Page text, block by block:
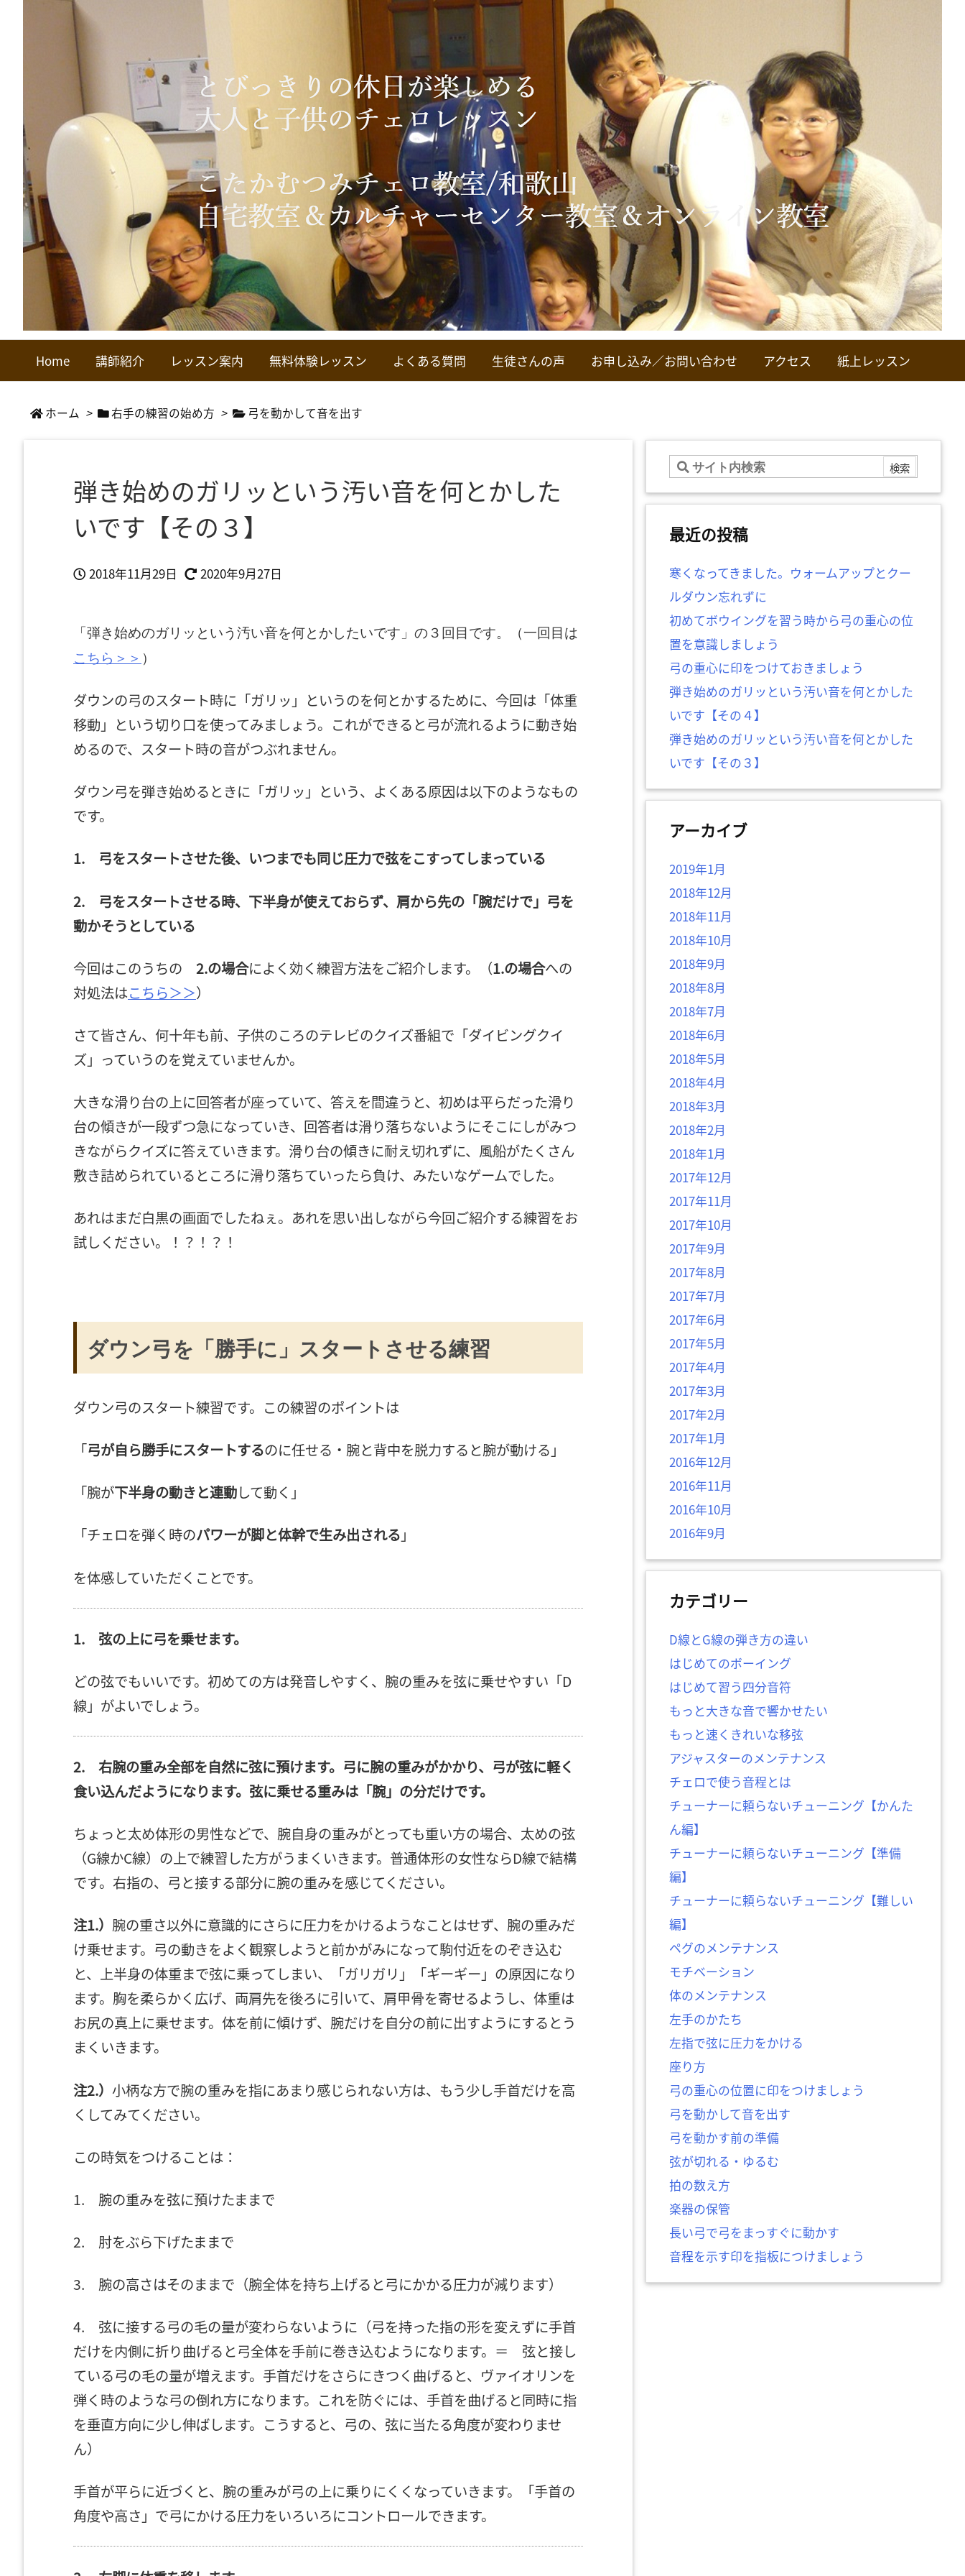
Home 講師紹介 レッスン案内 無料体験レッスン よくある質問 生徒さんの声 お申し込み／お問い合わせ アクセス 紙上レッスン
ホーム > 右手の練習の始め方 > 弓を動かして音を出す
弾き始めのガリッという汚い音を何とかした
いです【その３】
2018年11月29日 2020年9月27日
「弾き始めのガリッという汚い音を何とかしたいです」の３回目です。（一回目は
こちら＞＞ ）
ダウンの弓のスタート時に「ガリッ」というのを何とかするために、今回は「体重
移動」という切り口を使ってみましょう。これができると弓が流れるように動き始
めるので、スタート時の音がつぶれません。
ダウン弓を弾き始めるときに「ガリッ」という、よくある原因は以下のようなもの
です。
1. 弓をスタートさせた後、いつまでも同じ圧力で弦をこすってしまっている
2. 弓をスタートさせる時、下半身が使えておらず、肩から先の「腕だけで」弓を
動かそうとしている
今回はこのうちの 2.の場合によく効く練習方法をご紹介します。（1.の場合への
対処法はこちら＞＞）
さて皆さん、何十年も前、子供のころのテレビのクイズ番組で「ダイビングクイ
ズ」っていうのを覚えていませんか。
大きな滑り台の上に回答者が座っていて、答えを間違うと、初めは平らだった滑り
台の傾きが一段ずつ急になっていき、回答者は滑り落ちないようにそこにしがみつ
きながらクイズに答えていきます。滑り台の傾きに耐え切れずに、風船がたくさん
敷き詰められているところに滑り落ちていったら負け、みたいなゲームでした。
あれはまだ白黒の画面でしたねぇ。あれを思い出しながら今回ご紹介する練習をお
試しください。！？！？！
ダウン弓を「勝手に」スタートさせる練習
ダウン弓のスタート練習です。この練習のポイントは
「弓が自ら勝手にスタートするのに任せる・腕と背中を脱力すると腕が動ける」
「腕が下半身の動きと連動して動く」
「チェロを弾く時のパワーが脚と体幹で生み出される 」
を体感していただくことです。
1. 弦の上に弓を乗せます。
どの弦でもいいです。初めての方は発音しやすく、腕の重みを弦に乗せやすい「D
線」がよいでしょう。
2. 右腕の重み全部を自然に弦に預けます。弓に腕の重みがかかり、弓が弦に軽く
食い込んだようになります。弦に乗せる重みは「腕」の分だけです。
ちょっと太め体形の男性などで、腕自身の重みがとっても重い方の場合、太めの弦
（G線かC線）の上で練習した方がうまくいきます。普通体形の女性ならD線で結構
です。右指の、弓と接する部分に腕の重みを感じてください。
注1.） 腕の重さ以外に意識的にさらに圧力をかけるようなことはせず、腕の重みだ
け乗せます。弓の動きをよく観察しようと前かがみになって駒付近をのぞき込む
と、上半身の体重まで弦に乗ってしまい、「ガリガリ」「ギーギー」の原因になり
ます。胸を柔らかく広げ、両肩先を後ろに引いて、肩甲骨を寄せるようし、体重は
お尻の真上に乗せます。体を前に傾けず、腕だけを自分の前に出すようにするとう
まくいきます。
注2.） 小柄な方で腕の重みを指にあまり感じられない方は、もう少し手首だけを高
くしてみてください。
この時気をつけることは：
1. 腕の重みを弦に預けたままで
2. 肘をぶら下げたままで
3. 腕の高さはそのままで（腕全体を持ち上げると弓にかかる圧力が減ります）
4. 弦に接する弓の毛の量が変わらないように（弓を持った指の形を変えずに手首
だけを内側に折り曲げると弓全体を手前に巻き込むようになります。＝ 弦と接し
ている弓の毛の量が増えます。手首だけをさらにきつく曲げると、ヴァイオリンを
弾く時のような弓の倒れ方になります。これを防ぐには、手首を曲げると同時に指
を垂直方向に少し伸ばします。こうすると、弓の、弦に当たる角度が変わりませ
ん）
手首が平らに近づくと、腕の重みが弓の上に乗りにくくなっていきます。「手首の
角度や高さ」で弓にかける圧力をいろいろにコントロールできます。
最近の投稿
寒くなってきました。ウォームアップとクー
ルダウン忘れずに
初めてボウイングを習う時から弓の重心の位
置を意識しましょう
弓の重心に印をつけておきましょう
弾き始めのガリッという汚い音を何とかした
いです【その４】
弾き始めのガリッという汚い音を何とかした
いです【その３】
アーカイブ
2019年1月
2018年12月
2018年11月
2018年10月
2018年9月
2018年8月
2018年7月
2018年6月
2018年5月
2018年4月
2018年3月
2018年2月
2018年1月
2017年12月
2017年11月
2017年10月
2017年9月
2017年8月
2017年7月
2017年6月
2017年5月
2017年4月
2017年3月
2017年2月
2017年1月
2016年12月
2016年11月
2016年10月
2016年9月
カテゴリー
D線とG線の弾き方の違い
はじめてのボーイング
はじめて習う四分音符
もっと大きな音で響かせたい
もっと速くきれいな移弦
アジャスターのメンテナンス
チェロで使う音程とは
チューナーに頼らないチューニング【かんた
ん編】
チューナーに頼らないチューニング【準備
編】
チューナーに頼らないチューニング【難しい
編】
ペグのメンテナンス
モチベーション
体のメンテナンス
左手のかたち
左指で弦に圧力をかける
座り方
弓の重心の位置に印をつけましょう
弓を動かして音を出す
弓を動かす前の準備
弦が切れる・ゆるむ
拍の数え方
楽器の保管
長い弓で弓をまっすぐに動かす
音程を示す印を指板につけましょう